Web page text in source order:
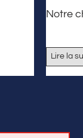
Notre
Lire la